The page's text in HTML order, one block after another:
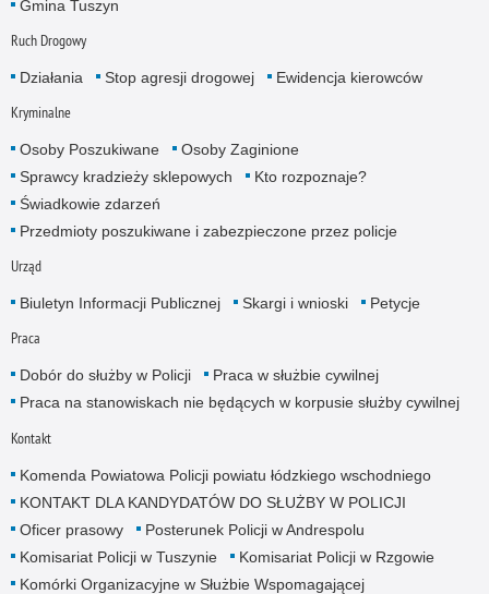
Gmina Tuszyn
Ruch Drogowy
Działania Stop agresji drogowej Ewidencja kierowców
Kryminalne
Osoby Poszukiwane
Osoby Zaginione
Sprawcy kradzieży sklepowych
Kto rozpoznaje?
Świadkowie zdarzeń
Przedmioty poszukiwane i zabezpieczone przez policje
Urząd
Biuletyn Informacji Publicznej Skargi i wnioski Petycje
Praca
Dobór do służby w Policji
Praca w służbie cywilnej
Praca na stanowiskach nie będących w korpusie służby cywilnej
Kontakt
Komenda Powiatowa Policji powiatu łódzkiego wschodniego
KONTAKT DLA KANDYDATÓW DO SŁUŻBY W POLICJI
Oficer prasowy
Posterunek Policji w Andrespolu
Komisariat Policji w Tuszynie
Komisariat Policji w Rzgowie
Komórki Organizacyjne w Służbie Wspomagającej